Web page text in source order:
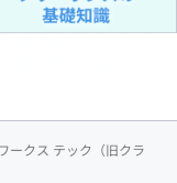
ークス テック（旧クラ